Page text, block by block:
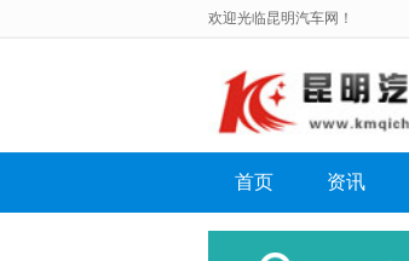
欢迎光临昆明汽车网！
首页 资讯